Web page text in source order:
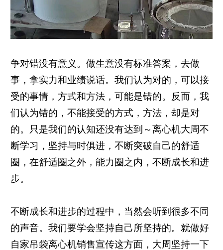
争对错没有意义。做生意没有标准答案，去做
事，拿实力和业绩说话。我们认为对的，可以接
受的事情，方式和方法，可能是错的。反而，我
们认为错的，不能接受的方式，方法，却是对
的。只是我们的认知还没有达到～离心机大周不
断学习，坚持与时俱进，不断突破自己的舒适
圈，在舒适圈之外，能力圈之内，不断成长和进
步。
不断成长和进步的过程中，当然会听到很多不同
的声音。我们要学会坚持自己所坚持的。就做好
自家吊袋离心机销售宣传这方面，大周坚持一下